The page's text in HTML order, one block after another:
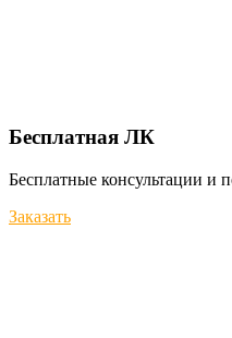
Бесплатная ЛК
Бесплатные консультации и
Заказать